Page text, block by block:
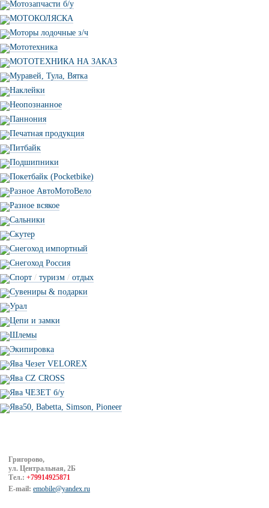
Мотозапчасти б/у
МОТОКОЛЯСКА
Моторы лодочные з/ч
Мототехника
МОТОТЕХНИКА НА ЗАКАЗ
Муравей, Тула, Вятка
Наклейки
Неопознанное
Паннония
Печатная продукция
Питбайк
Подшипники
Покетбайк (Pocketbike)
Разное АвтоМотоВело
Разное всякое
Сальники
Скутер
Снегоход импортный
Снегоход Россия
Спорт / туризм / отдых
Сувениры & подарки
Урал
Цепи и замки
Шлемы
Экипировка
Ява Чезет VELOREX
Ява CZ CROSS
Ява ЧЕЗЕТ б/у
Ява50, Babetta, Simson, Pioneer
Григорово,
ул. Центральная, 2Б
Тел.: +79914925871
E-mail: emobile@yandex.ru